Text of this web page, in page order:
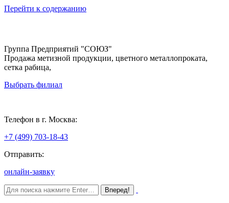
Перейти к содержанию
Группа Предприятий "СОЮЗ"
Продажа метизной продукции, цветного металлопроката,
сетка рабица,
Выбрать филиал
Телефон в г. Москва:
+7 (499) 703-18-43
Отправить:
онлайн-заявку